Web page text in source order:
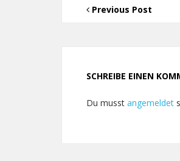
Previous Post
SCHREIBE EINEN
Du musst angemeldet